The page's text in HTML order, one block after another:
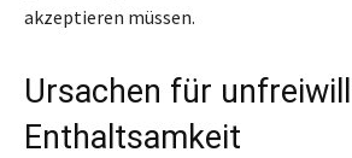
akzeptieren müssen.
Ursachen für
Enthaltsamkeit